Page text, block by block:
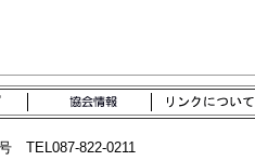
TEL087-822-0211